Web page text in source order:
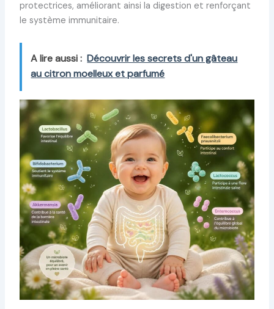
protectrices, améliorant ainsi la digestion et renforçant
le système immunitaire.
A lire aussi : Découvrir les secrets d'un gâteau
au citron moelleux et parfumé